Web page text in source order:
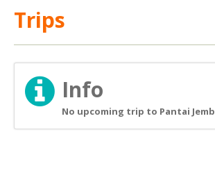
Trips
Info
No upcoming trip to Pantai